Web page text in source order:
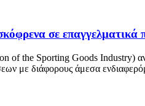
σε επαγγελματικά
the Sporting Goods Industry)
με διάφορους άμεσα